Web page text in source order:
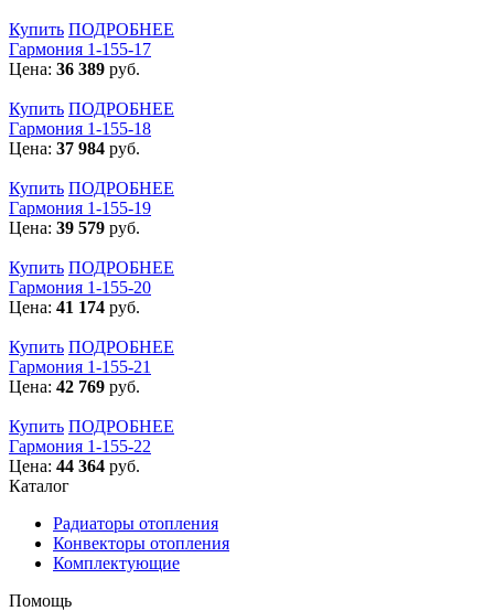
Купить ПОДРОБНЕЕ
Гармония 1-155-17
Цена: 36 389 руб.
Купить ПОДРОБНЕЕ
Гармония 1-155-18
Цена: 37 984 руб.
Купить ПОДРОБНЕЕ
Гармония 1-155-19
Цена: 39 579 руб.
Купить ПОДРОБНЕЕ
Гармония 1-155-20
Цена: 41 174 руб.
Купить ПОДРОБНЕЕ
Гармония 1-155-21
Цена: 42 769 руб.
Купить ПОДРОБНЕЕ
Гармония 1-155-22
Цена: 44 364 руб.
Каталог
Радиаторы отопления
Конвекторы отопления
Комплектующие
Помощь